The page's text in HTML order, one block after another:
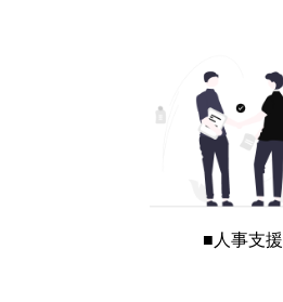
■人事支援